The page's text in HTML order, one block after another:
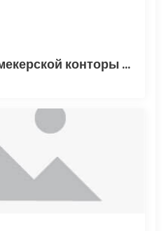
Обзор лучшей букмекерской конторы Винлайн в России